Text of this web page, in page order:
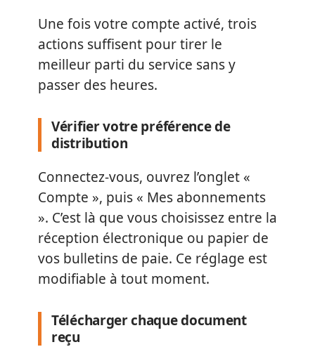
Une fois votre compte activé, trois
actions suffisent pour tirer le
meilleur parti du service sans y
passer des heures.
Vérifier votre préférence de
distribution
Connectez-vous, ouvrez l’onglet «
Compte », puis « Mes abonnements
». C’est là que vous choisissez entre la
réception électronique ou papier de
vos bulletins de paie. Ce réglage est
modifiable à tout moment.
Télécharger chaque document
reçu